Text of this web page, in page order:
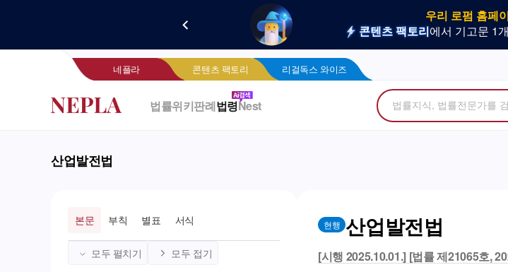
우리 로펌 홈페
콘텐츠 팩토리에서 기고문 1
새로 나온 위키, 주요 법률 행사 지금 네플라
Wise
사건을 이해하는 만능 어
리걸독스 와이즈
네플라 광고 문의 법률 소비자에게 지금
네플라 콘텐츠 팩토리 리걸독스 와이즈
법률위키판례법령Nest
산업발전법
본문 부칙 별표 서식
모두 펼치기 모두 접기
현행 산업발전법
[시행 2025.10.01.] [법률 제21065호,